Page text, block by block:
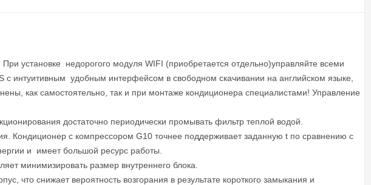
установке недорогого модуля WIFI (приобретается отдельно)управляйте всеми
интуитивным удобным интерфейсом в свободном скачивании на английском языке,
как самостоятельно, так и при монтаже кондиционера специалистами! Управление
достаточно периодически промывать фильтр теплой водой.
Кондиционер с компрессором G10 точнее поддерживает заданную t по сравнению с
и имеет большой ресурс работы.
минимизировать размер внутреннего блока.
что снижает вероятность возгорания в результате короткого замыкания и